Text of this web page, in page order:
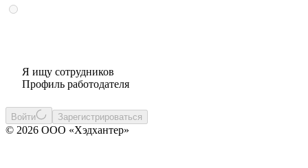
Я ищу сотрудников
Профиль работодателя
Войти Зарегистрироваться
© 2026 ООО «Хэдхантер»